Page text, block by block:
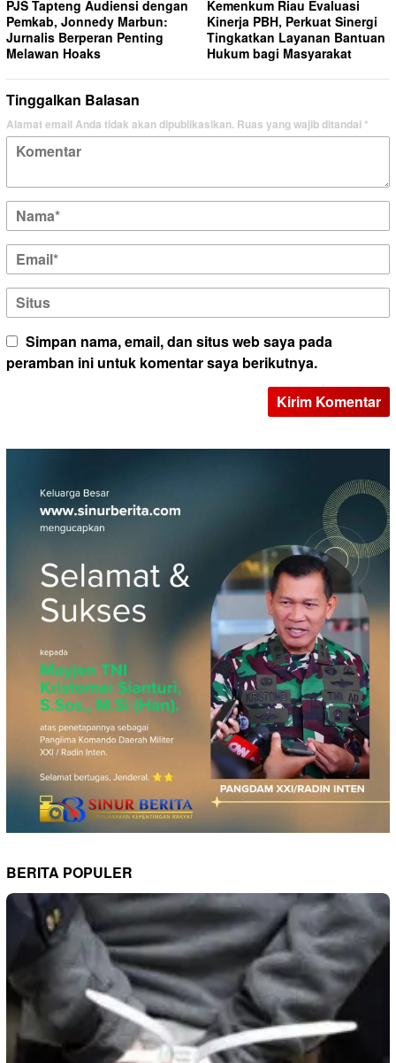
PJS Tapteng Audiensi dengan
Pemkab, Jonnedy Marbun:
Jurnalis Berperan Penting
Melawan Hoaks
Kemenkum Riau Evaluasi
Kinerja PBH, Perkuat Sinergi
Tingkatkan Layanan Bantuan
Hukum bagi Masyarakat
Tinggalkan Balasan
Alamat email Anda tidak akan dipublikasikan. Ruas yang wajib ditandai*
Simpan nama, email, dan situs web saya pada
peramban ini untuk komentar saya berikutnya.
BERITA POPULER